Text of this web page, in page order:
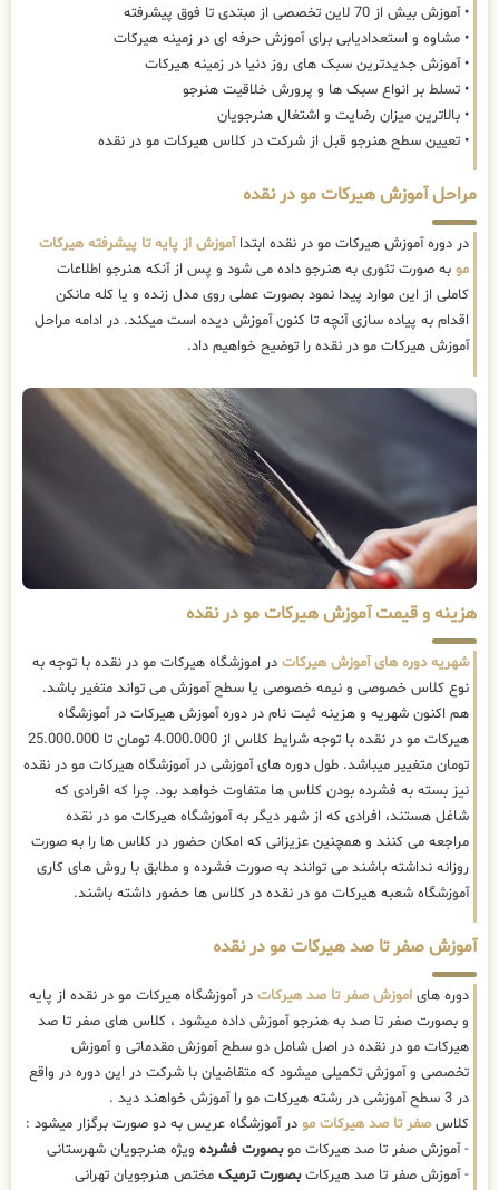
• آموزش بیش از 70 لاین تخصصی از مبتدی تا فوق پیشرفته
• مشاوه و استعدادیابی برای آموزش حرفه ای در زمینه هیرکات
• آموزش جدیدترین سبک های روز دنیا در زمینه هیرکات
• تسلط بر انواع سبک ها و پرورش خلاقیت هنرجو
• بالاترین میزان رضایت و اشتغال هنرجویان
• تعیین سطح هنرجو قبل از شرکت در کلاس هیرکات مو در نقده
مراحل آموزش هیرکات مو در نقده
در دوره آموزش هیرکات مو در نقده ابتداآموزش از پایه تا پیشرفته هیرکات
مو به صورت تئوری به هنرجو داده می شود و پس از آنکه هنرجو اطلاعات
کاملی از این موارد پیدا نمود بصورت عملی روی مدل زنده و یا کله مانکن
اقدام به پیاده سازی آنچه تا کنون آموزش دیده است میکند. در ادامه مراحل
آموزش هیرکات مو در نقده را توضیح خواهیم داد.
هزینه و قیمت آموزش هیرکات مو در نقده
شهریه دوره های آموزش هیرکات در اموزشگاه هیرکات مو در نقده با توجه به
نوع کلاس خصوصی و نیمه خصوصی یا سطح آموزش می تواند متغیر باشد.
هم اکنون شهریه و هزینه ثبت نام در دوره آموزش هیرکات در آموزشگاه
هیرکات مو در نقده با توجه شرایط کلاس از 4.000.000 تومان تا 25.000.000
تومان متغییر میباشد. طول دوره های آموزشی در آموزشگاه هیرکات مو در نقده
نیز بسته به فشرده بودن کلاس ها متفاوت خواهد بود. چرا که افرادی که
شاغل هستند، افرادی که از شهر دیگر به آموزشگاه هیرکات مو در نقده
مراجعه می کنند و همچنین عزیزانی که امکان حضور در کلاس ها را به صورت
روزانه نداشته باشند می توانند به صورت فشرده و مطابق با روش های کاری
آموزشگاه شعبه هیرکات مو در نقده در کلاس ها حضور داشته باشند.
آموزش صفر تا صد هیرکات مو در نقده
دوره های اموزش صفر تا صد هیرکات در آموزشگاه هیرکات مو در نقده از پایه
و بصورت صفر تا صد به هنرجو آموزش داده میشود ، کلاس های صفر تا صد
هیرکات مو در نقده در اصل شامل دو سطح آموزش مقدماتی و آموزش
تخصصی و آموزش تکمیلی میشود که متقاضیان با شرکت در این دوره در واقع
در 3 سطح آموزشی در رشته هیرکات مو را آموزش خواهند دید .
کلاسصفر تا صد هیرکات مو در آموزشگاه عریس به دو صورت برگزار میشود :
- آموزش صفر تا صد هیرکات موبصورت فشرده ویژه هنرجویان شهرستانی
- آموزش صفر تا صد هیرکاتبصورت ترمیک مختص هنرجویان تهرانی